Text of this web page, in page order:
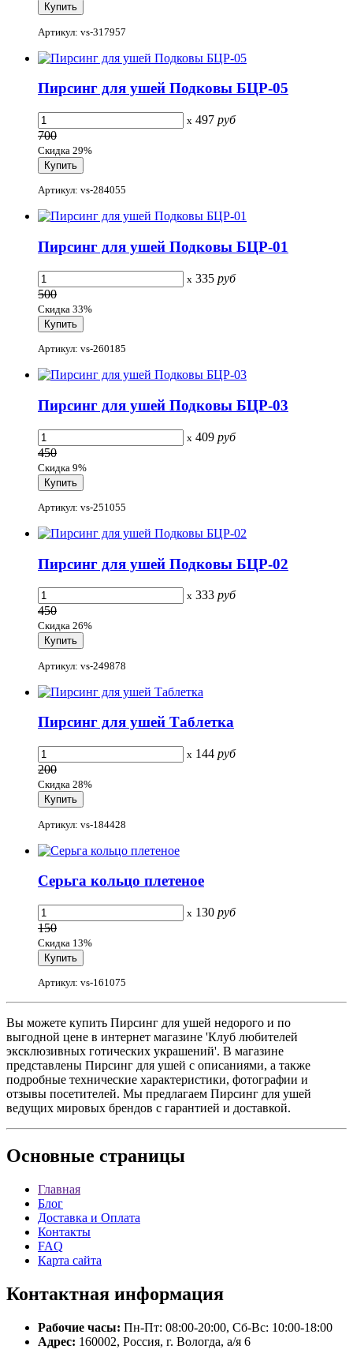
Артикул: vs-317957
Пирсинг для ушей Подковы БЦР-05
x 497 руб
700
Скидка 29%
Артикул: vs-284055
Пирсинг для ушей Подковы БЦР-01
x 335 руб
500
Скидка 33%
Артикул: vs-260185
Пирсинг для ушей Подковы БЦР-03
x 409 руб
450
Скидка 9%
Артикул: vs-251055
Пирсинг для ушей Подковы БЦР-02
x 333 руб
450
Скидка 26%
Артикул: vs-249878
Пирсинг для ушей Таблетка
x 144 руб
200
Скидка 28%
Артикул: vs-184428
Серьга кольцо плетеное
x 130 руб
150
Скидка 13%
Артикул: vs-161075
Вы можете купить Пирсинг для ушей недорого и по
выгодной цене в интернет магазине 'Клуб любителей
эксклюзивных готических украшений'. В магазине
представлены Пирсинг для ушей с описаниями, а также
подробные технические характеристики, фотографии и
отзывы посетителей. Мы предлагаем Пирсинг для ушей
ведущих мировых брендов с гарантией и доставкой.
Основные страницы
Главная
Блог
Доставка и Оплата
Контакты
FAQ
Карта сайта
Контактная информация
Рабочие часы: Пн-Пт: 08:00-20:00, Сб-Вс: 10:00-18:00
Адрес: 160002, Россия, г. Вологда, а/я 6